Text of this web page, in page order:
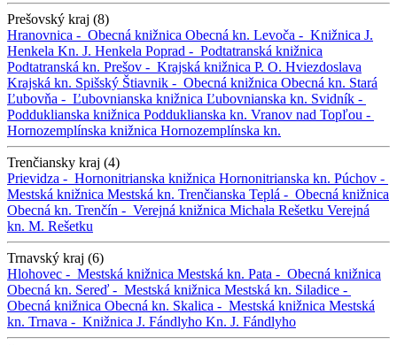
Prešovský kraj (8)
Hranovnica - Obecná knižnica Obecná kn. Levoča - Knižnica J.
Henkela Kn. J. Henkela Poprad - Podtatranská knižnica
Podtatranská kn. Prešov - Krajská knižnica P. O. Hviezdoslava
Krajská kn. Spišský Štiavnik - Obecná knižnica Obecná kn. Stará
Ľubovňa - Ľubovnianska knižnica Ľubovnianska kn. Svidník -
Podduklianska knižnica Podduklianska kn. Vranov nad Topľou -
Hornozemplínska knižnica Hornozemplínska kn.
Trenčiansky kraj (4)
Prievidza - Hornonitrianska knižnica Hornonitrianska kn. Púchov -
Mestská knižnica Mestská kn. Trenčianska Teplá - Obecná knižnica
Obecná kn. Trenčín - Verejná knižnica Michala Rešetku Verejná
kn. M. Rešetku
Trnavský kraj (6)
Hlohovec - Mestská knižnica Mestská kn. Pata - Obecná knižnica
Obecná kn. Sereď - Mestská knižnica Mestská kn. Siladice -
Obecná knižnica Obecná kn. Skalica - Mestská knižnica Mestská
kn. Trnava - Knižnica J. Fándlyho Kn. J. Fándlyho